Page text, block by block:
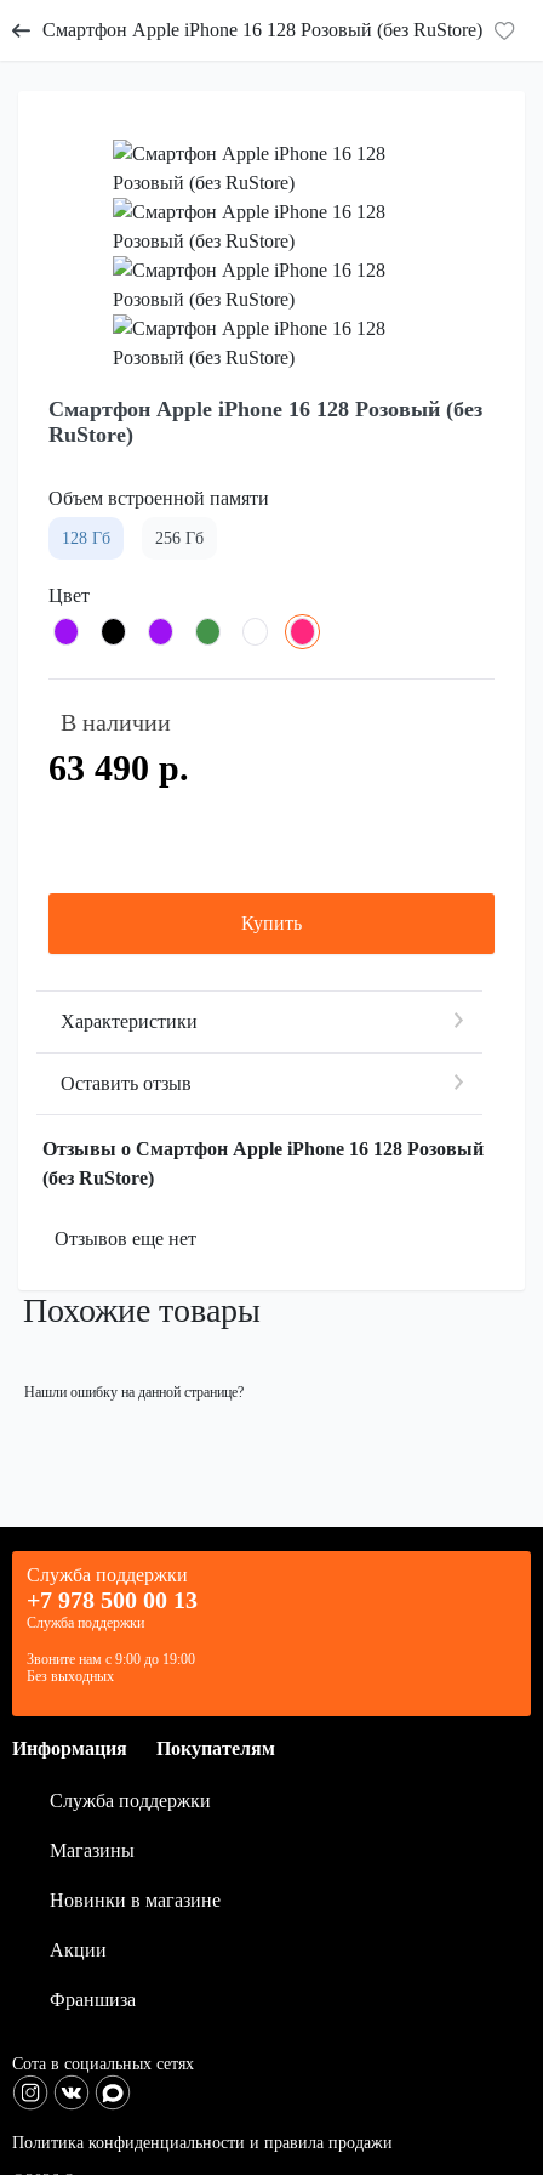
Смартфон Apple iPhone 16 128 Розовый (без RuStore)
Смартфон Apple iPhone 16 128 Розовый (без
RuStore)
Объем встроенной памяти
128 Гб 256 Гб
Цвет
В наличии
63 490 р.
Купить
Характеристики
Оставить отзыв
Отзывы о Смартфон Apple iPhone 16 128 Розовый
(без RuStore)
Отзывов еще нет
Похожие товары
Нашли ошибку на данной странице?
Служба поддержки
+7 978 500 00 13
Служба поддержки
Звоните нам с 9:00 до 19:00
Без выходных
Информация Покупателям
Служба поддержки
Магазины
Новинки в магазине
Акции
Франшиза
Сота в социальных сетях
Политика конфиденциальности и правила продажи